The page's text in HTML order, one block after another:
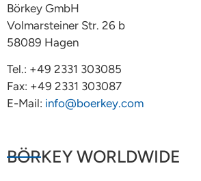
Börkey GmbH
Volmarsteiner Str. 26 b
58089 Hagen
Tel.: +49 2331 303085
Fax: +49 2331 303087
E-Mail: info@boerkey.com
BÖRKEY WORLDWIDE